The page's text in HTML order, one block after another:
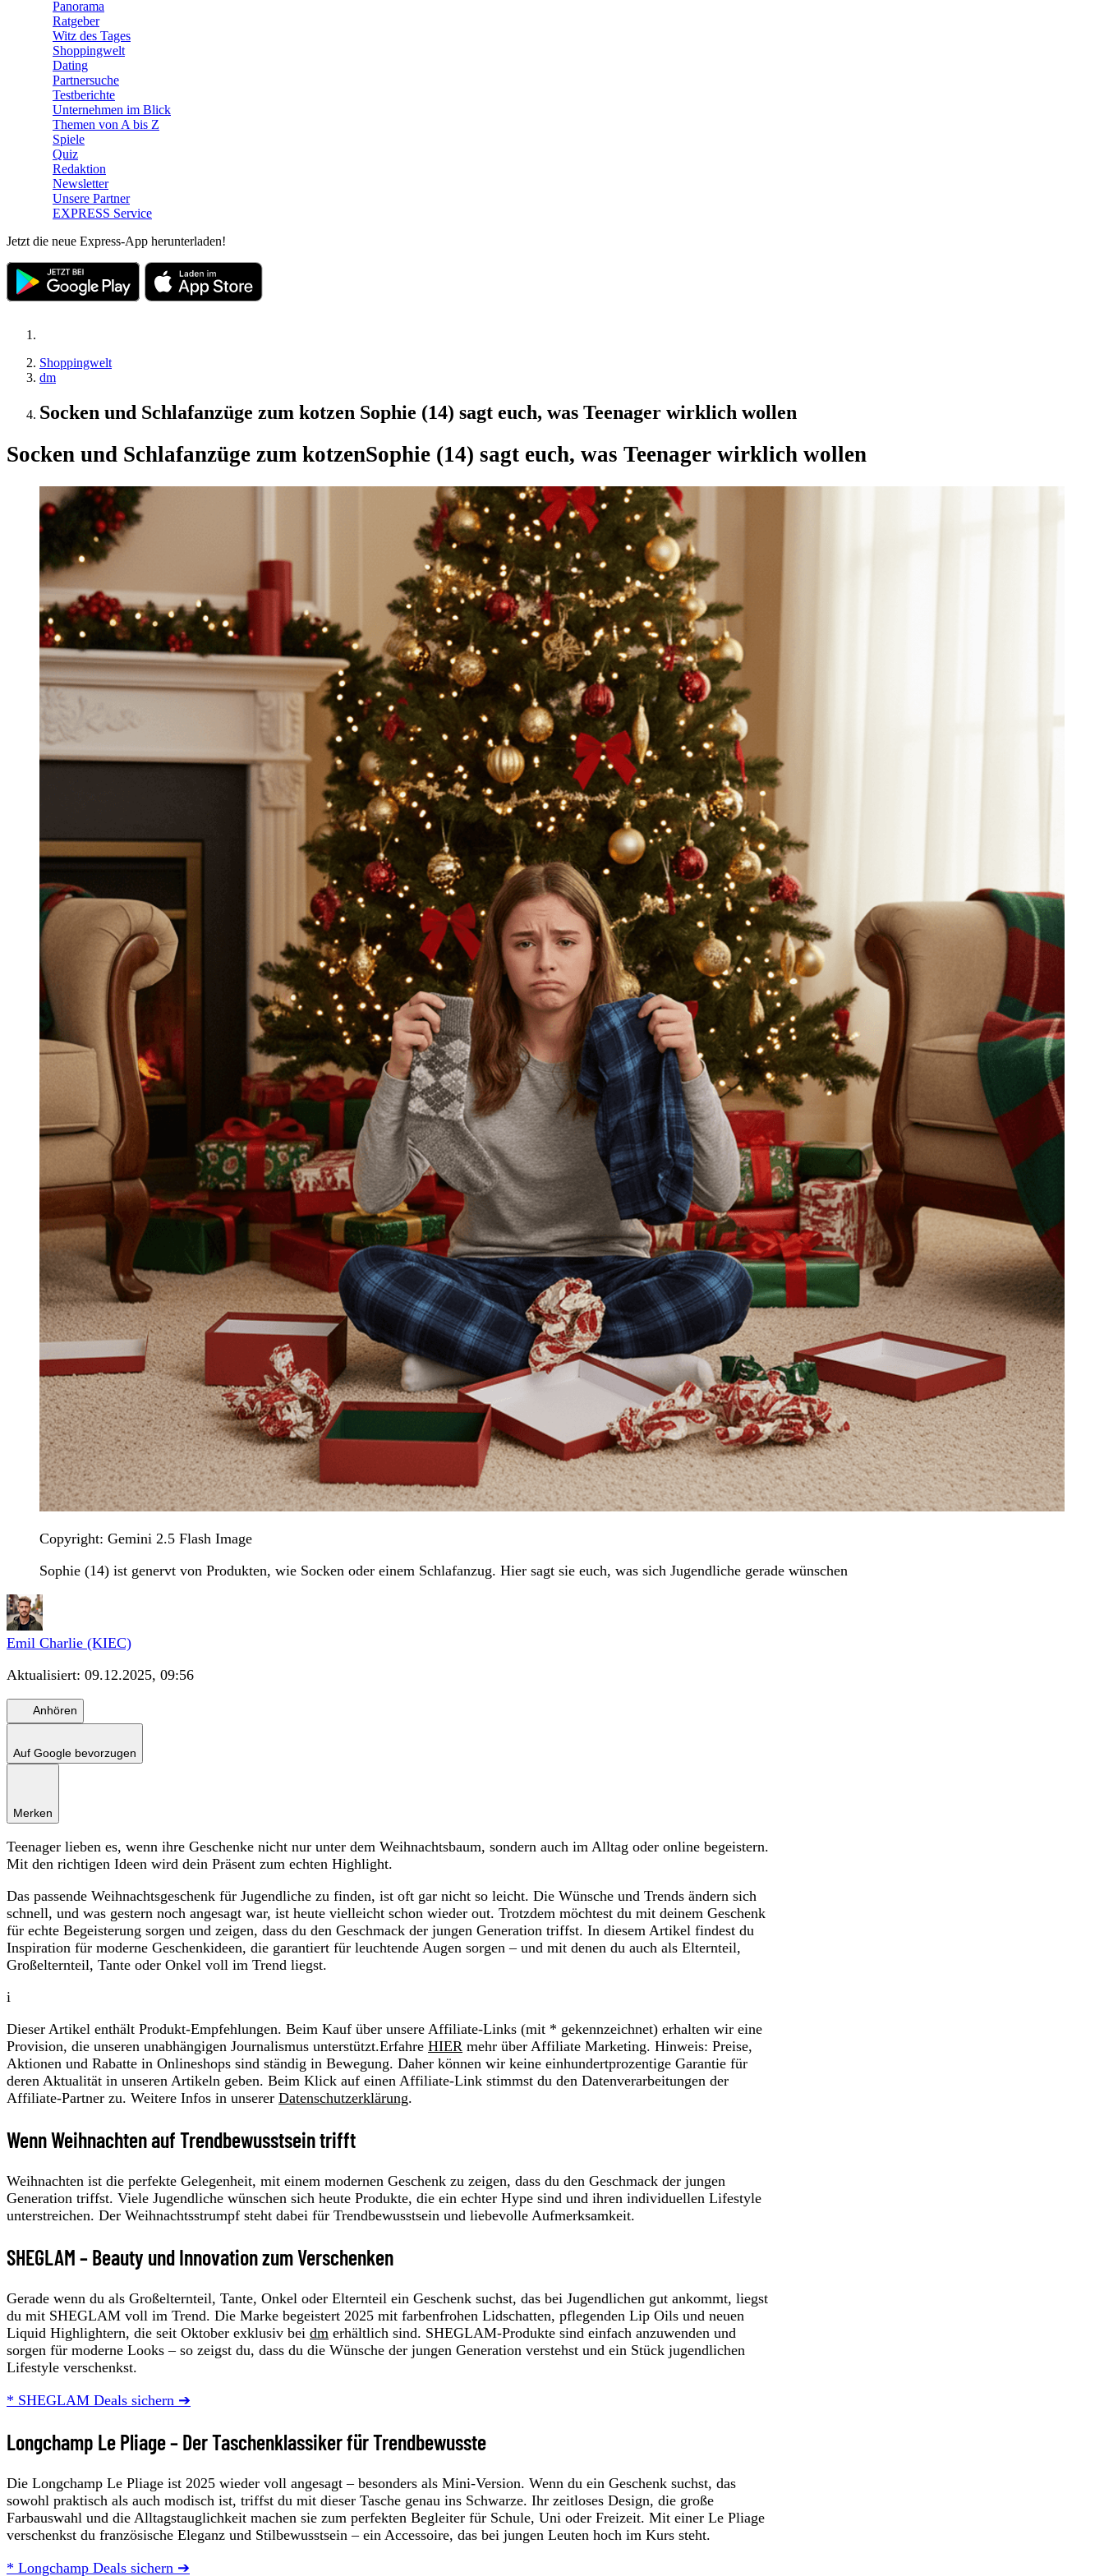
Panorama
Ratgeber
Witz des Tages
Shoppingwelt
Dating
Partnersuche
Testberichte
Unternehmen im Blick
Themen von A bis Z
Spiele
Quiz
Redaktion
Newsletter
Unsere Partner
EXPRESS Service
Jetzt die neue Express-App herunterladen!
Shoppingwelt
dm
Socken und Schlafanzüge zum kotzen Sophie (14) sagt euch, was Teenager wirklich wollen
Socken und Schlafanzüge zum kotzenSophie (14) sagt euch, was Teenager wirklich wollen
Copyright: Gemini 2.5 Flash Image
Sophie (14) ist genervt von Produkten, wie Socken oder einem Schlafanzug. Hier sagt sie euch, was sich Jugendliche gerade wünschen
Emil Charlie (KIEC)
Aktualisiert: 09.12.2025, 09:56
Anhören
Auf Google bevorzugen
Merken
Teenager lieben es, wenn ihre Geschenke nicht nur unter dem Weihnachtsbaum, sondern auch im Alltag oder online begeistern.
Mit den richtigen Ideen wird dein Präsent zum echten Highlight.
Das passende Weihnachtsgeschenk für Jugendliche zu finden, ist oft gar nicht so leicht. Die Wünsche und Trends ändern sich
schnell, und was gestern noch angesagt war, ist heute vielleicht schon wieder out. Trotzdem möchtest du mit deinem Geschenk
für echte Begeisterung sorgen und zeigen, dass du den Geschmack der jungen Generation triffst. In diesem Artikel findest du
Inspiration für moderne Geschenkideen, die garantiert für leuchtende Augen sorgen – und mit denen du auch als Elternteil,
Großelternteil, Tante oder Onkel voll im Trend liegst.
i
Dieser Artikel enthält Produkt-Empfehlungen. Beim Kauf über unsere Affiliate-Links (mit * gekennzeichnet) erhalten wir eine
Provision, die unseren unabhängigen Journalismus unterstützt.Erfahre HIER mehr über Affiliate Marketing. Hinweis: Preise,
Aktionen und Rabatte in Onlineshops sind ständig in Bewegung. Daher können wir keine einhundertprozentige Garantie für
deren Aktualität in unseren Artikeln geben. Beim Klick auf einen Affiliate-Link stimmst du den Datenverarbeitungen der
Affiliate-Partner zu. Weitere Infos in unserer Datenschutzerklärung.
Wenn Weihnachten auf Trendbewusstsein trifft
Weihnachten ist die perfekte Gelegenheit, mit einem modernen Geschenk zu zeigen, dass du den Geschmack der jungen
Generation triffst. Viele Jugendliche wünschen sich heute Produkte, die ein echter Hype sind und ihren individuellen Lifestyle
unterstreichen. Der Weihnachtsstrumpf steht dabei für Trendbewusstsein und liebevolle Aufmerksamkeit.
SHEGLAM – Beauty und Innovation zum Verschenken
Gerade wenn du als Großelternteil, Tante, Onkel oder Elternteil ein Geschenk suchst, das bei Jugendlichen gut ankommt, liegst
du mit SHEGLAM voll im Trend. Die Marke begeistert 2025 mit farbenfrohen Lidschatten, pflegenden Lip Oils und neuen
Liquid Highlightern, die seit Oktober exklusiv bei dm erhältlich sind. SHEGLAM-Produkte sind einfach anzuwenden und
sorgen für moderne Looks – so zeigst du, dass du die Wünsche der jungen Generation verstehst und ein Stück jugendlichen
Lifestyle verschenkst.
* SHEGLAM Deals sichern ➔
Longchamp Le Pliage – Der Taschenklassiker für Trendbewusste
Die Longchamp Le Pliage ist 2025 wieder voll angesagt – besonders als Mini-Version. Wenn du ein Geschenk suchst, das
sowohl praktisch als auch modisch ist, triffst du mit dieser Tasche genau ins Schwarze. Ihr zeitloses Design, die große
Farbauswahl und die Alltagstauglichkeit machen sie zum perfekten Begleiter für Schule, Uni oder Freizeit. Mit einer Le Pliage
verschenkst du französische Eleganz und Stilbewusstsein – ein Accessoire, das bei jungen Leuten hoch im Kurs steht.
* Longchamp Deals sichern ➔